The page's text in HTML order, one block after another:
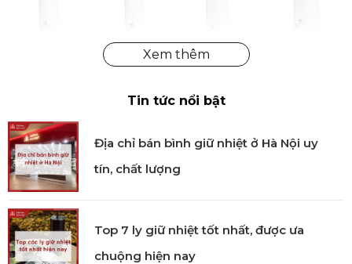
Tin tức nổi bật
Địa chỉ bán bình giữ nhiệt ở Hà Nội uy
tín, chất lượng
Top 7 ly giữ nhiệt tốt nhất, được ưa
chuộng hiện nay